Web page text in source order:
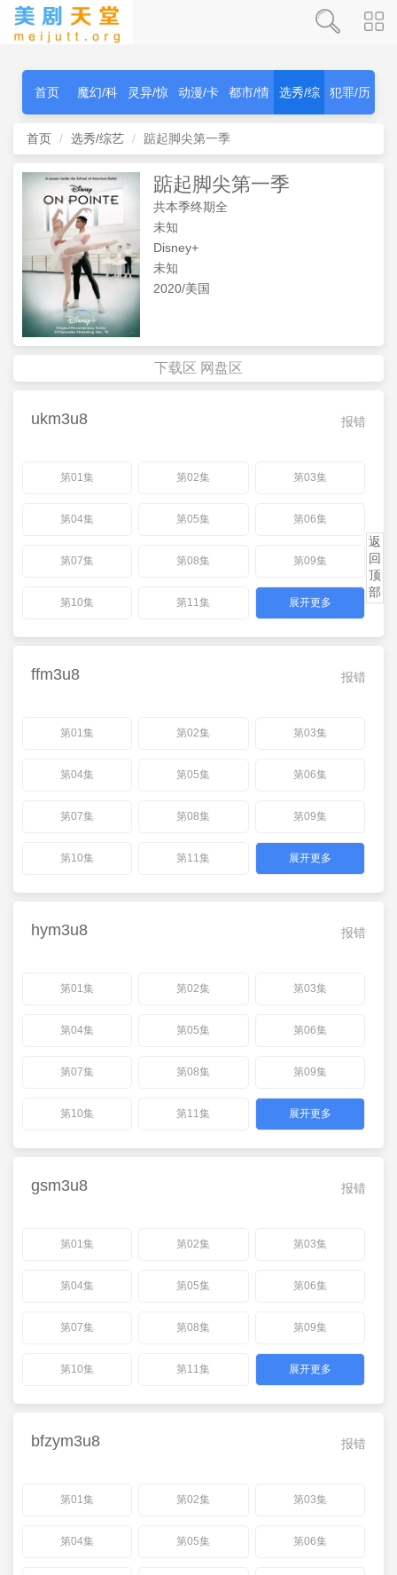
首页 魔幻/科
幻
灵异/惊
秫
动漫/卡
通
都市/情 选秀/综 犯罪/历
首页 选秀/综艺 踮起脚尖第一季
踮起脚尖第一季
共本季终期全
未知
Disney+
未知
2020/美国
下载区 网盘区
报错
ukm3u8
第01集 第02集 第03集
第04集 第05集 第06集
第07集 第08集 第09集
第10集 第11集 展开更多
报错
ffm3u8
第01集 第02集 第03集
第04集 第05集 第06集
第07集 第08集 第09集
第10集 第11集 展开更多
报错
hym3u8
第01集 第02集 第03集
第04集 第05集 第06集
第07集 第08集 第09集
第10集 第11集 展开更多
报错
gsm3u8
第01集 第02集 第03集
第04集 第05集 第06集
第07集 第08集 第09集
第10集 第11集 展开更多
报错
bfzym3u8
第01集 第02集 第03集
第04集 第05集 第06集
返
回
顶
部